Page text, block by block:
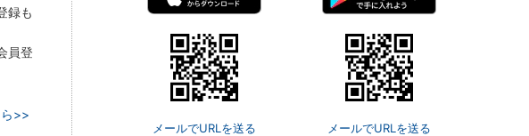
録も
員登
>>
メールでURLを送る
メールでURLを送る